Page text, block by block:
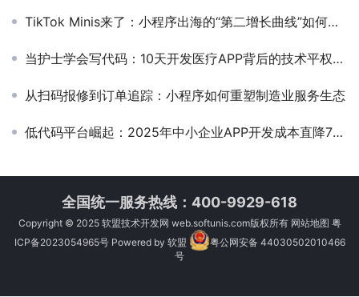
TikTok Minis来了：小程序出海的“第二增长曲线”如何布局？
当护士学会写代码：10天开发医疗APP背后的技术平权革命
从扫码报修到订单追踪：小程序如何重塑制造业服务生态
低代码平台崛起：2025年中小企业APP开发成本直降70%
全国统一服务热线：400-9929-618
Copyright © 2025 软盟技术开发网 web.softunis.com版权所有 网站地图 粤
ICP备2023054965号Powered by 软盟
粤公网安备 44030502010466
号